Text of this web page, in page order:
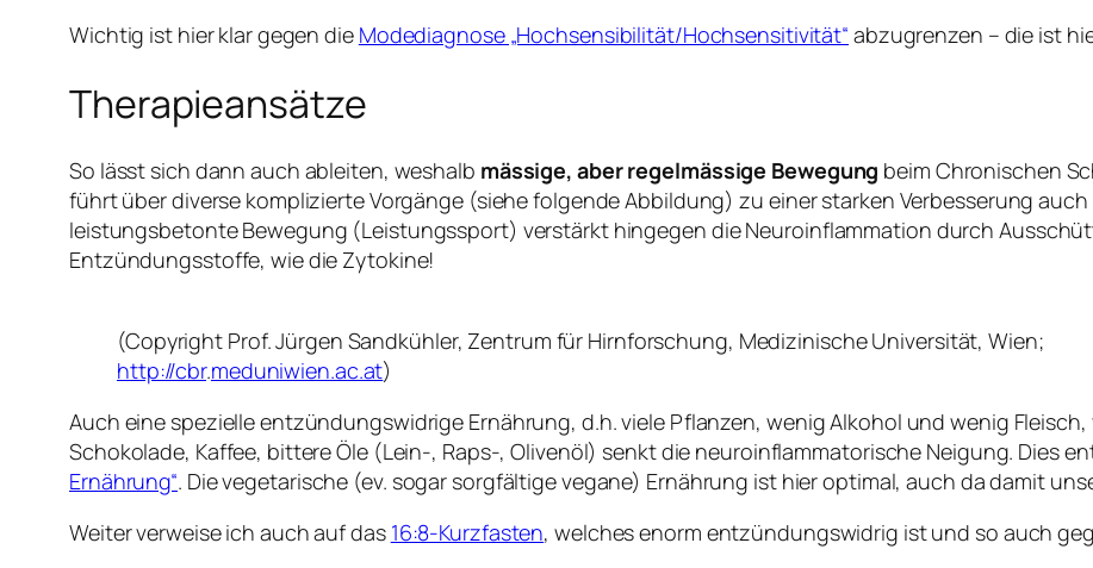
Wichtig ist hier klar gegen die Modediagnose „Hochsensibilität/Hochsensitivität“ abzugrenzen – die ist
Therapieansätze
So lässt sich dann auch ableiten, weshalb mässige, aber regelmässige Bewegung beim Chronischen
führt über diverse komplizierte Vorgänge (siehe folgende Abbildung) zu einer starken Verbesserung
leistungsbetonte Bewegung (Leistungssport) verstärkt hingegen die Neuroinflammation durch
Entzündungsstoffe, wie die Zytokine!
(Copyright Prof. Jürgen Sandkühler, Zentrum für Hirnforschung, Medizinische Universität, Wien;
http://cbr.meduniwien.ac.at)
Auch eine spezielle entzündungswidrige Ernährung, d.h. viele Pflanzen, wenig Alkohol und wenig
Schokolade, Kaffee, bittere Öle (Lein-, Raps-, Olivenöl) senkt die neuroinflammatorische Neigung. Dies
Ernährung“. Die vegetarische (ev. sogar sorgfältige vegane) Ernährung ist hier optimal, auch da damit
Weiter verweise ich auch auf das 16:8-Kurzfasten, welches enorm entzündungswidrig ist und so auch